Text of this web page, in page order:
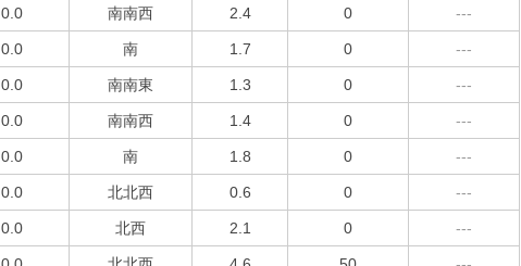
0.0 南南西 2.4 0 ---
0.0 南 1.7 0 ---
0.0 南南東 1.3 0 ---
0.0 南南西 1.4 0 ---
0.0 南 1.8 0 ---
0.0 北北西 0.6 0 ---
0.0 北西 2.1 0 ---